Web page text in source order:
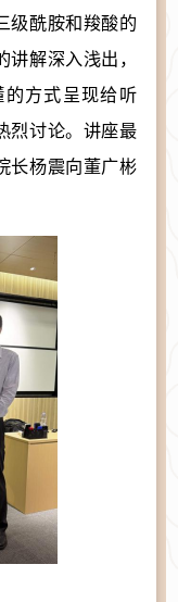
级酰胺和羧酸的
解深入浅出，
方式呈现给听
烈讨论。讲座最
长杨震向董广彬